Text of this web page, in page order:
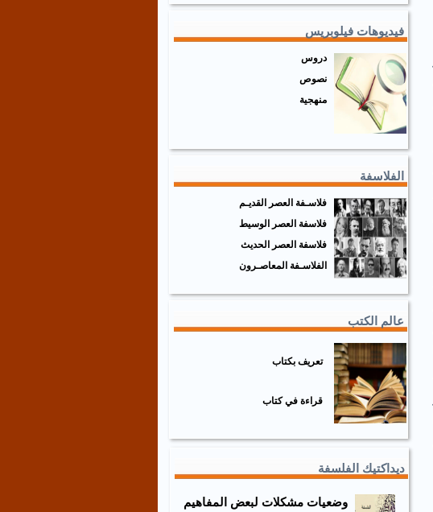
فيديوهات فيلوبريس
دروس
نصوص
منهجية
الفلاسفة
فلاسـفة العصر القديـم
فلاسفة العصر الوسيط
فلاسفة العصر الحديث
الفلاسـفة المعاصـرون
عالم الكتب
تعريف بكتاب
قراءة في كتاب
ديداكتيك الفلسفة
وضعيات مشكلات لبعض المفاهيم